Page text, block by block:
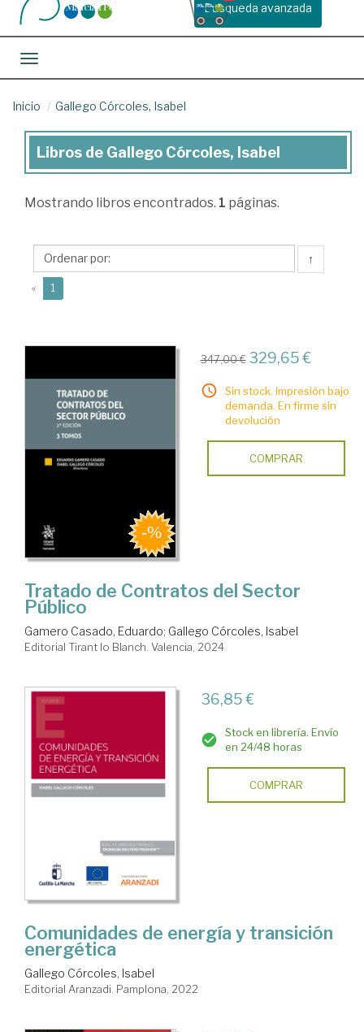
Busqueda avanzada
Toggle navigation
Inicio Gallego Córcoles, Isabel
Libros
Gallego
Isabel
Libros de Gallego Córcoles, Isabel
Mostrando libros encontrados. 1 páginas.
↑
« 1
347,00 € 329,65 €
Sin stock. Impresión bajo
demanda. En firme sin
devolución
COMPRAR
Tratado de Contratos del Sector
Público
Gamero Casado, Eduardo; Gallego Córcoles, Isabel
Editorial Tirant lo Blanch. Valencia, 2024
36,85 €
Stock en librería. Envío
en 24/48 horas
COMPRAR
Comunidades de energía y transición
energética
Gallego Córcoles, Isabel
Editorial Aranzadi. Pamplona, 2022